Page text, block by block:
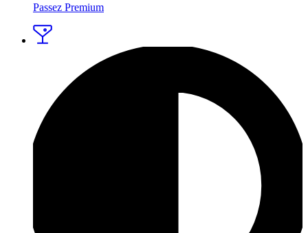
Passez Premium